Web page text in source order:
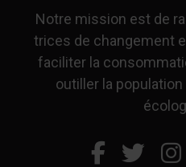
Notre mission est de
trices de changement
faciliter la
outiller la
Ce